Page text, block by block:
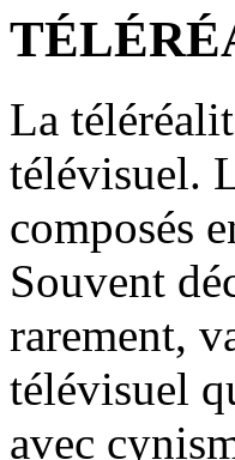
La
télévisuel.
composés
Souvent
rarement,
télévisuel
avec